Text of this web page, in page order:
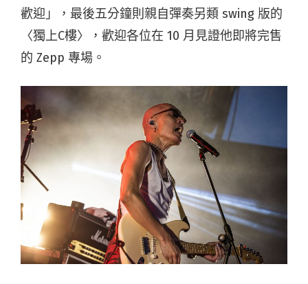
歡迎」，最後五分鐘則親自彈奏另類 swing 版的
〈獨上C樓〉，歡迎各位在 10 月見證他即將完售
的 Zepp 專場。